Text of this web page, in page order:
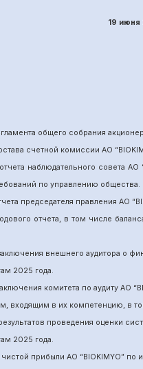
19 июня
общего собрания
счетной комиссии АО
наблюдательного совета АО
по управлению общества.
председателя правления АО
отчета, в том числе
внешнего аудитора о
2025 года.
комитета по аудитуАО
входящим в их компетенцию, в
проведения оценки
2025 года.
прибыли АО “BIOKIMYO”по